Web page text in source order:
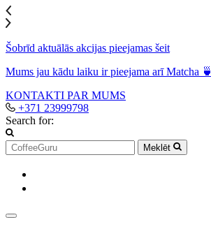
Šobrīd aktuālās akcijas pieejamas šeit
Mums jau kādu laiku ir pieejama arī Matcha 🍵
KONTAKTI PAR MUMS
+371 23999798
Search for:
Meklēt